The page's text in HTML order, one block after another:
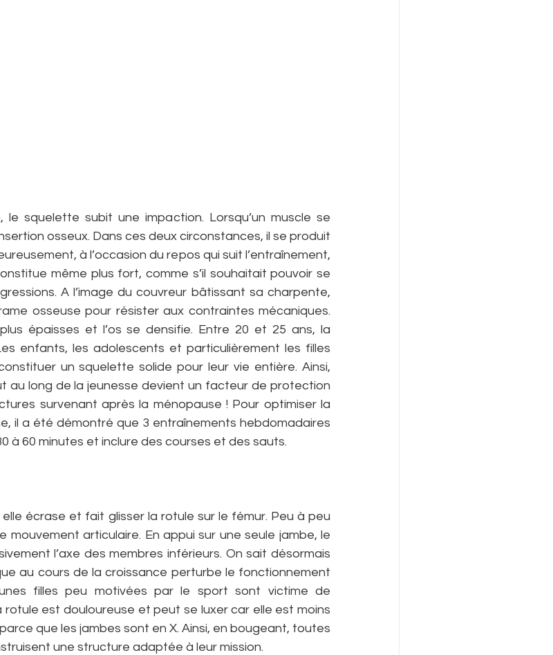
squelette subit une impaction. Lorsqu’un muscle se
osseux. Dans ces deux circonstances, il se produit
à l’occasion du repos qui suit l’entraînement,
même plus fort, comme s’il souhaitait pouvoir se
A l’image du couvreur bâtissant sa charpente,
osseuse pour résister aux contraintes mécaniques.
épaisses et l’os se densifie. Entre 20 et 25 ans, la
enfants, les adolescents et particulièrement les filles
un squelette solide pour leur vie entière. Ainsi,
au long de la jeunesse devient un facteur de protection
survenant après la ménopause ! Pour optimiser la
il a été démontré que 3 entraînements hebdomadaires
à 60 minutes et inclure des courses et des sauts.
écrase et fait glisser la rotule sur le fémur. Peu à peu
mouvement articulaire. En appui sur une seule jambe, le
l’axe des membres inférieurs. On sait désormais
au cours de la croissance perturbe le fonctionnement
filles peu motivées par le sport sont victime de
est douloureuse et peut se luxer car elle est moins
que les jambes sont en X. Ainsi, en bougeant, toutes
une structure adaptée à leur mission.